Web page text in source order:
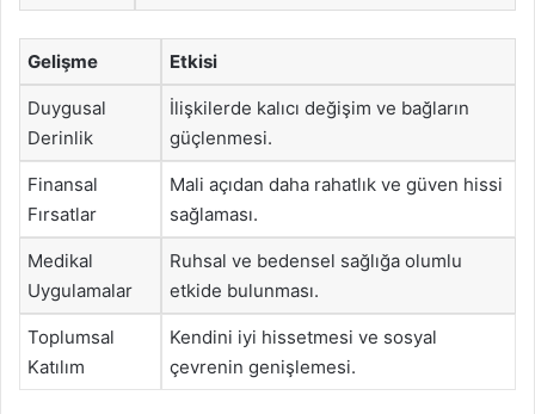
Gelişme Etkisi
Duygusal
Derinlik
İlişkilerde kalıcı değişim ve bağların
güçlenmesi.
Finansal
Fırsatlar
Mali açıdan daha rahatlık ve güven hissi
sağlaması.
Medikal
Uygulamalar
Ruhsal ve bedensel sağlığa olumlu
etkide bulunması.
Toplumsal
Katılım
Kendini iyi hissetmesi ve sosyal
çevrenin genişlemesi.